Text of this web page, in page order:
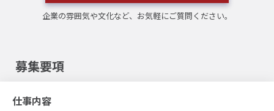
企業の雰囲気や文化など、お気軽にご質問ください。
募集要項
仕事内容